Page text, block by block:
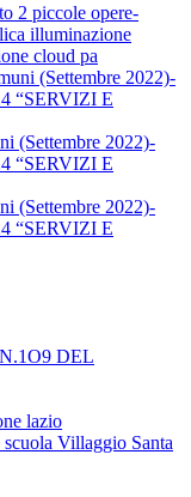
2 piccole opere-
illuminazione
cloud pa
(Settembre 2022)-
“SERVIZI E
(Settembre 2022)-
“SERVIZI E
(Settembre 2022)-
“SERVIZI E
DEL
lazio
Villaggio Santa